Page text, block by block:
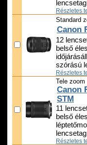
lencsetag
Részletes
Standard
Canon
12
belső
szórású
Részletes
Tele zoom
Canon
STM
11
belső
Részletes